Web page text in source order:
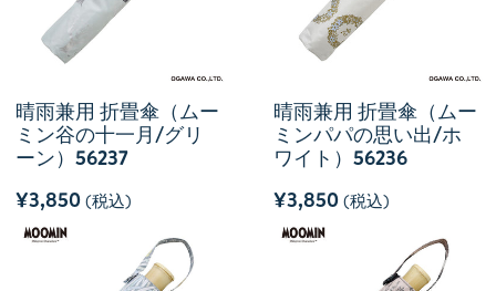
晴雨兼用 折畳傘（ムー
ミン谷の十一月/グリ
ーン）56237
¥3,850 (税込)
晴雨兼用 折畳傘（ムー
ミンパパの思い出/ホ
ワイト）56236
¥3,850 (税込)